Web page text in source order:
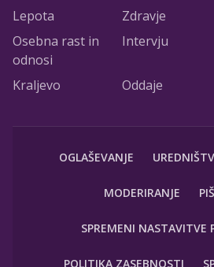
Lepota
Zdravje
Osebna rast in
odnosi
Intervju
Kraljevo Oddaje
OGLAŠEVANJE
MODERIRANJE
SPREMENI NASTAVITVE
POLITIKA ZASEBNOSTI